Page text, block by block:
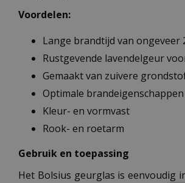
Voordelen:
Lange brandtijd van ongeveer
Rustgevende lavendelgeur
Gemaakt van zuivere
Optimale brandeigenschappen
Kleur- en vormvast
Rook- en roetarm
Gebruik en toepassing
Het Bolsius geurglas is eenvoudig